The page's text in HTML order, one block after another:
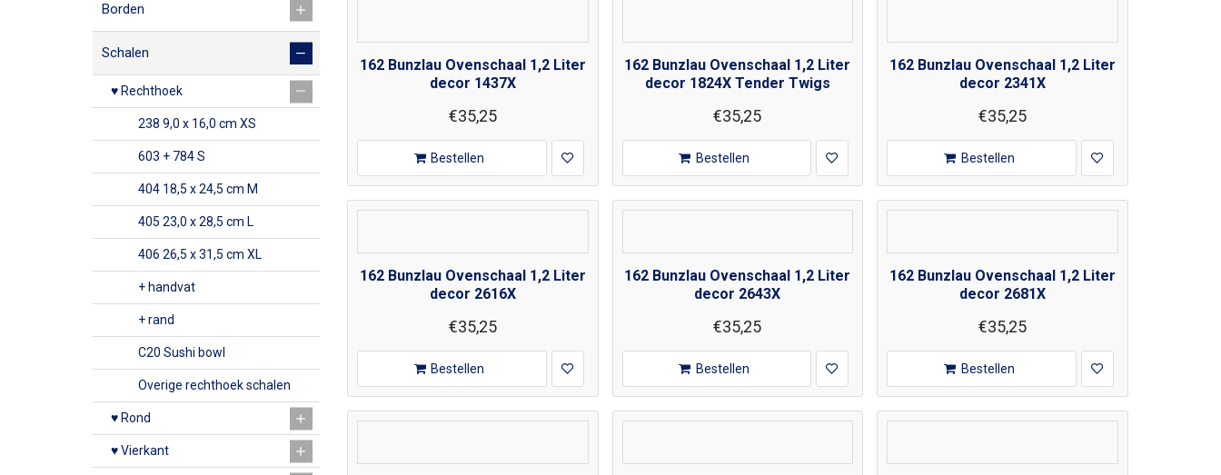
Borden
Schalen
♥ Rechthoek
238 9,0 x 16,0 cm XS
603 + 784 S
404 18,5 x 24,5 cm M
405 23,0 x 28,5 cm L
406 26,5 x 31,5 cm XL
+ handvat
+ rand
C20 Sushi bowl
Overige rechthoek schalen
♥ Rond
♥ Vierkant
162 Bunzlau Ovenschaal 1,2 Liter
decor 1437X
€35,25
Bestellen
162 Bunzlau Ovenschaal 1,2 Liter
decor 1824X Tender Twigs
€35,25
Bestellen
162 Bunzlau Ovenschaal 1,2 Liter
decor 2341X
€35,25
Bestellen
162 Bunzlau Ovenschaal 1,2 Liter
decor 2616X
€35,25
Bestellen
162 Bunzlau Ovenschaal 1,2 Liter
decor 2643X
€35,25
Bestellen
162 Bunzlau Ovenschaal 1,2 Liter
decor 2681X
€35,25
Bestellen